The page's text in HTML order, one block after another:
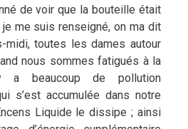
de voir que la bouteille était
me suis renseigné, on ma dit
midi, toutes les dames autour
nous sommes fatigués à la
beaucoup de pollution
s’est accumulée dans notre
Liquide le dissipe ; ainsi